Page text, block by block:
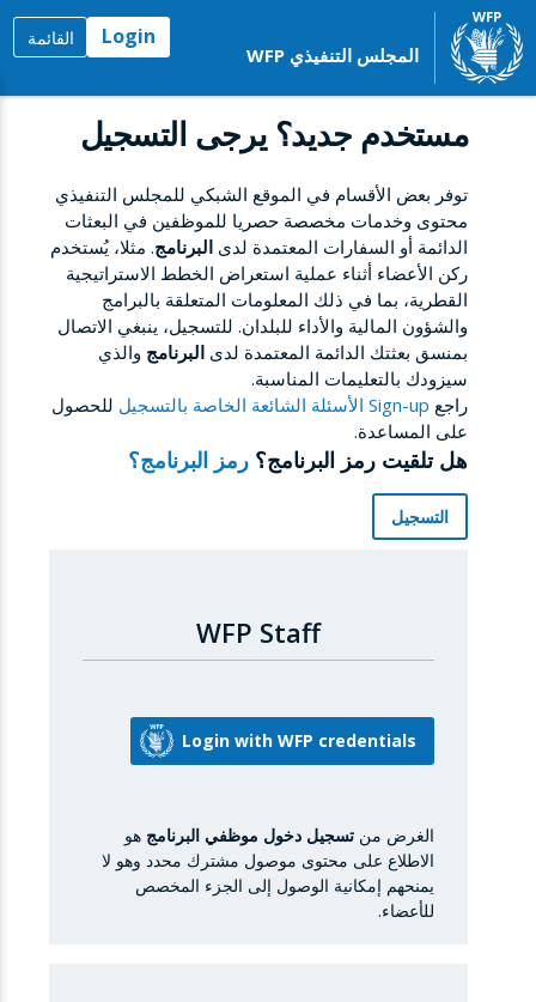
المجلس التنفيذي WFP
Login القائمة
مستخدم جديد؟ يرجى التسجيل
توفر بعض الأقسام في الموقع الشبكي للمجلس التنفيذي
محتوى وخدمات مخصصة حصريا للموظفين في البعثات
الدائمة أو السفارات المعتمدة لدى البرنامج. مثلا، يُستخدم
ركن الأعضاء أثناء عملية استعراض الخطط الاستراتيجية
القطرية، بما في ذلك المعلومات المتعلقة بالبرامج
والشؤون المالية والأداء للبلدان. للتسجيل، ينبغي الاتصال
بمنسق بعثتك الدائمة المعتمدة لدى البرنامج والذي
سيزودك بالتعليمات المناسبة.
راجع Sign-up الأسئلة الشائعة الخاصة بالتسجيل
للحصول
على المساعدة.
هل تلقيت رمز البرنامج؟ رمز البرنامج؟
التسجيل
WFP Staff
الغرض من تسجيل دخول موظفي البرنامج هو
الاطلاع على محتوى موصول مشترك محدد وهو لا
يمنحهم إمكانية الوصول إلى الجزء المخصص
للأعضاء.